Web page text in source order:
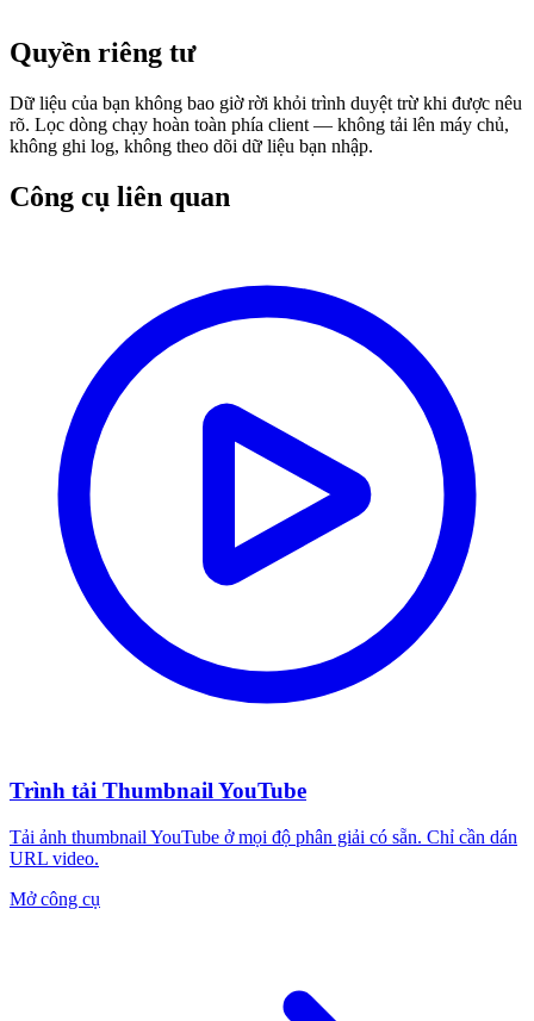
Quyền riêng tư
Dữ liệu của bạn không bao giờ rời khỏi trình duyệt trừ khi được nêu
rõ. Lọc dòng chạy hoàn toàn phía client — không tải lên máy chủ,
không ghi log, không theo dõi dữ liệu bạn nhập.
Công cụ liên quan
Trình tải Thumbnail YouTube
Tải ảnh thumbnail YouTube ở mọi độ phân giải có sẵn. Chỉ cần dán
URL video.
Mở công cụ